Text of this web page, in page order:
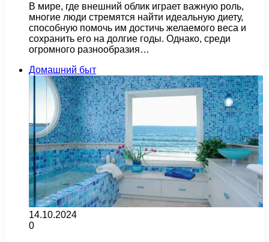
В мире, где внешний облик играет важную роль,
многие люди стремятся найти идеальную диету,
способную помочь им достичь желаемого веса и
сохранить его на долгие годы. Однако, среди
огромного разнообразия…
Домашний быт
14.10.2024
0